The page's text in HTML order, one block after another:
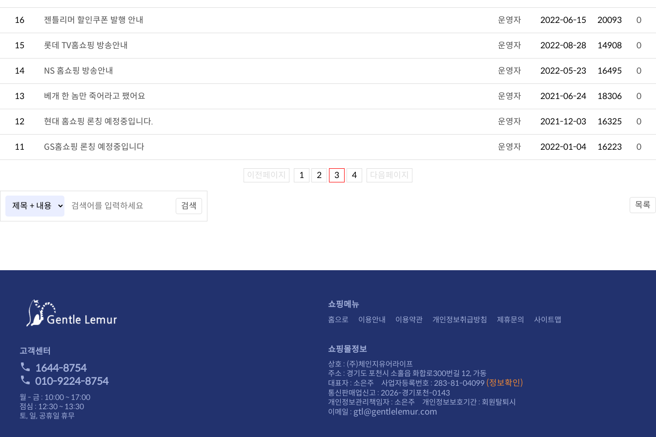
16 젠틀리머 할인쿠폰 발행 안내 운영자 2022-06-15 20093 0
15 롯데 TV홈쇼핑 방송안내 운영자 2022-08-28 14908 0
14 NS 홈쇼핑 방송안내 운영자 2022-05-23 16495 0
13 베개 한 놈만 죽어라고 팼어요 운영자 2021-06-24 18306 0
12 현대 홈쇼핑 론칭 예정중입니다. 운영자 2021-12-03 16325 0
11 GS홈쇼핑 론칭 예정중입니다 운영자 2022-01-04 16223 0
이전페이지 1 2 3 4 다음페이지
검색 목록
고객센터
1644-8754
010-9224-8754
월 - 금 : 10:00 ~ 17:00
점심 : 12:30 ~ 13:30
토, 일, 공휴일 휴무
쇼핑메뉴
홈으로 이용안내 이용약관 개인정보취급방침 제휴문의 사이트맵
쇼핑몰정보
상호 : (주)체인지유어라이프
주소 : 경기도 포천시 소홀읍 화합로300번길 12, 가동
대표자 : 소은주 사업자등록번호 : 283-81-04099 (정보확인)
통신판매업신고 : 2026-경기포천-0143
개인정보관리책임자 : 소은주 개인정보보호기간 : 회원탈퇴시
이메일 : gtl@gentlelemur.com